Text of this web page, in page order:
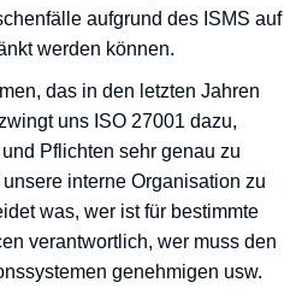
aufgrund des ISMS auf
werden können.
das in den letzten Jahren
uns ISO 27001 dazu,
Pflichten sehr genau zu
interne Organisation zu
was, wer ist für bestimmte
verantwortlich, wer muss den
genehmigen usw.